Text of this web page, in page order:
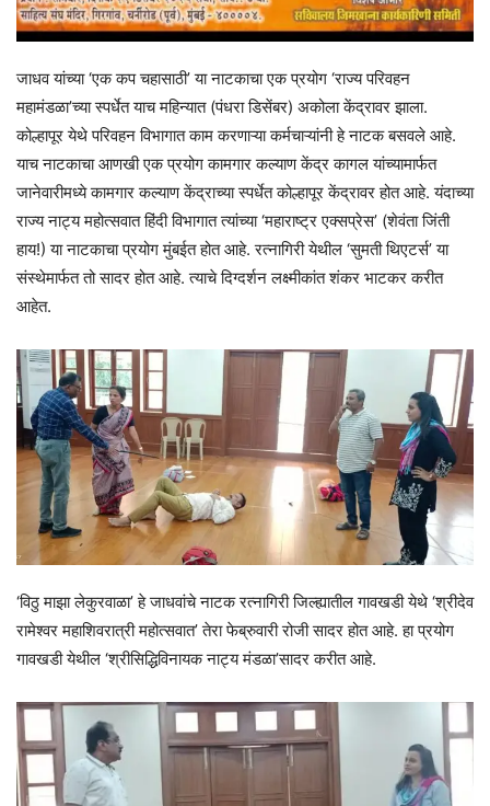
जाधव यांच्या ‘एक कप चहासाठी’ या नाटकाचा एक प्रयोग ‘राज्य परिवहन
महामंडळा’च्या स्पर्धेत याच महिन्यात (पंधरा डिसेंबर) अकोला केंद्रावर झाला.
कोल्हापूर येथे परिवहन विभागात काम करणाऱ्या कर्मचाऱ्यांनी हे नाटक बसवले आहे.
याच नाटकाचा आणखी एक प्रयोग कामगार कल्याण केंद्र कागल यांच्यामार्फत
जानेवारीमध्ये कामगार कल्याण केंद्राच्या स्पर्धेत कोल्हापूर केंद्रावर होत आहे. यंदाच्या
राज्य नाट्य महोत्सवात हिंदी विभागात त्यांच्या ‘महाराष्ट्र एक्सप्रेस’ (शेवंता जिंती
हाय!) या नाटकाचा प्रयोग मुंबईत होत आहे. रत्नागिरी येथील ‘सुमती थिएटर्स’ या
संस्थेमार्फत तो सादर होत आहे. त्याचे दिग्दर्शन लक्ष्मीकांत शंकर भाटकर करीत
आहेत.
‘विठु माझा लेकुरवाळा’ हे जाधवांचे नाटक रत्नागिरी जिल्ह्यातील गावखडी येथे ‘श्रीदेव
रामेश्वर महाशिवरात्री महोत्सवात’ तेरा फेब्रुवारी रोजी सादर होत आहे. हा प्रयोग
गावखडी येथील ‘श्रीसिद्धिविनायक नाट्य मंडळा’सादर करीत आहे.